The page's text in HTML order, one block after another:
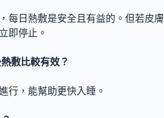
每日熱敷是安全且有益的。但若皮膚
即停止。
敷比較有效？
行，能幫助更快入睡。